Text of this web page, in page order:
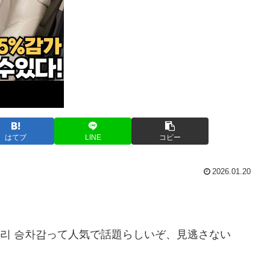
はてブ LINE コピー
2026.01.20
승차감って人気で話題らしいぞ、見逃さない